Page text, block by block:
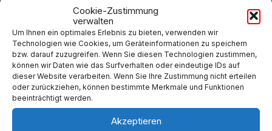
Cookie-Zustimmung
verwalten
Um Ihnen ein optimales Erlebnis zu bieten, verwenden wir
Technologien wie Cookies, um Geräteinformationen zu speichern
bzw. darauf zuzugreifen. Wenn Sie diesen Technologien zustimmen,
können wir Daten wie das Surfverhalten oder eindeutige IDs auf
dieser Website verarbeiten. Wenn Sie Ihre Zustimmung nicht erteilen
oder zurückziehen, können bestimmte Merkmale und Funktionen
beeinträchtigt werden.
Akzeptieren
2 3 4
Back
to
calendar
days
Filter